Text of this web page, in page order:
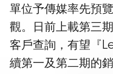
單位予傳媒率先預
觀。日前上載第三
客戶查詢，有望『
續第一及第二期的銷